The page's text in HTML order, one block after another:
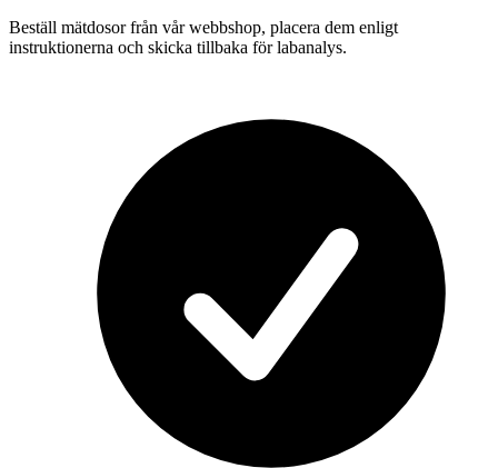
Beställ mätdosor från vår webbshop, placera dem enligt
instruktionerna och skicka tillbaka för labanalys.